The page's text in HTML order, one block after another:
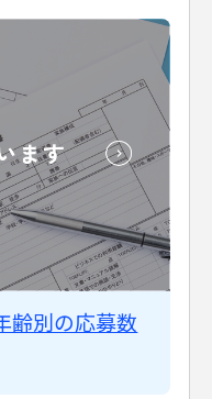
齢別の応募数